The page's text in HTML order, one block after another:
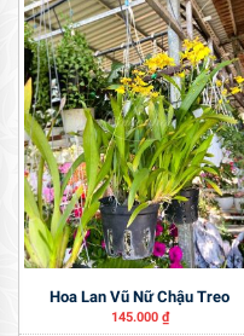
Hoa Lan Vũ Nữ Chậu Treo
145.000 ₫